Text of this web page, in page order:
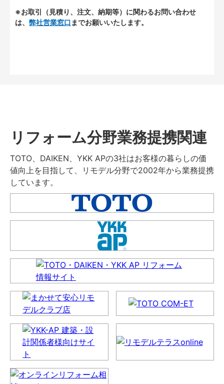
※お取引（見積り、注文、納期等）に関わるお問い合わせ
は、 弊社営業窓口 までお願いいたします。
リフォーム分野業務提携関連
TOTO、DAIKEN、YKK APの3社はお客様の暮らしの価
値向上を目指して、リモデル分野で2002年から業務提携
しています。